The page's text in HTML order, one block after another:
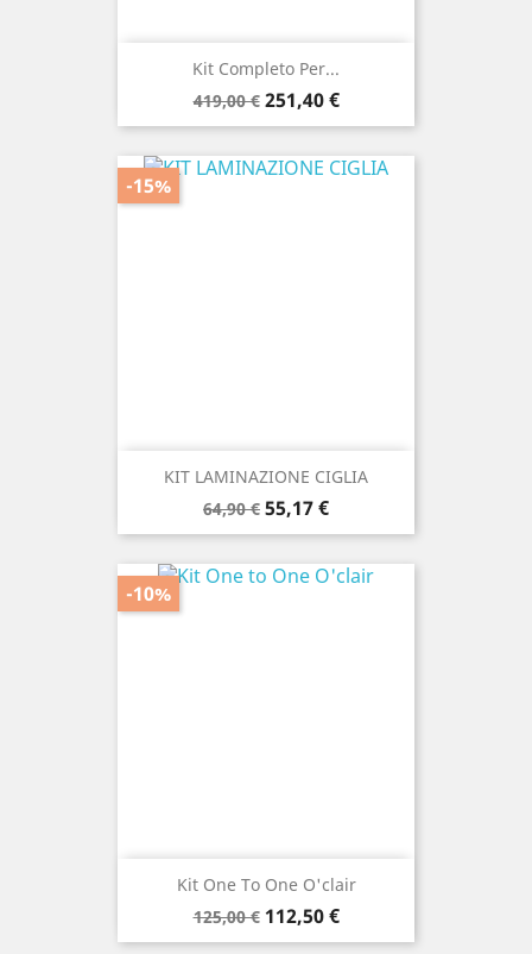
Kit Completo Per...
Prezzo
base
419,00 € Prezzo
251,40 €
KIT LAMINAZIONE CIGLIA
Prezzo
base
64,90 € Prezzo
55,17 €
-15%
Kit One To One O'clair
Prezzo
base
125,00 € Prezzo
112,50 €
-10%